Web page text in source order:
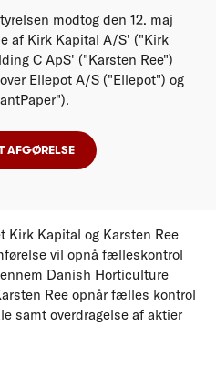
modtog den 12. maj
af Kirk Kapital A/S' ("Kirk
C ApS' ("Karsten Ree")
Ellepot A/S ("Ellepot") og
AFGØRELSE
Kirk Kapital og Karsten Ree
vil opnå fælleskontrol
Danish Horticulture
Ree opnår fælles kontrol
samt overdragelse af aktier